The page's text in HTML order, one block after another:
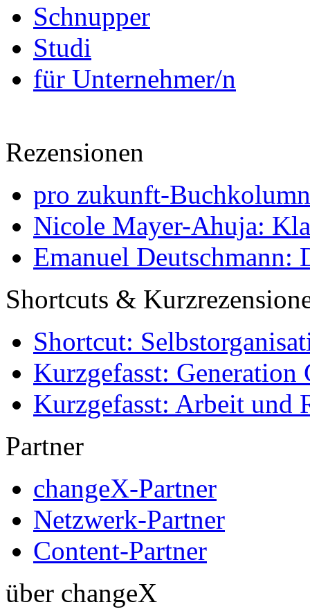
Schnupper
Studi
für Unternehmer/n
Rezensionen
pro zukunft-
Nicole Mayer-Ahuja:
Emanuel Deutschmann:
Shortcuts &
Shortcut:
Kurzgefasst: Generation
Kurzgefasst: Arbeit und
Partner
changeX-Partner
Netzwerk-Partner
Content-Partner
über changeX